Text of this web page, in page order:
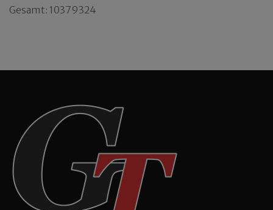
Gesamt: 10379324